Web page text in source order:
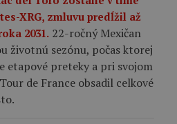
XRG, zmluvu predĺžil až
2031. 22-ročný Mexičan
životnú sezónu, počas ktorej
etapové preteky a pri svojom
de France obsadil celkové